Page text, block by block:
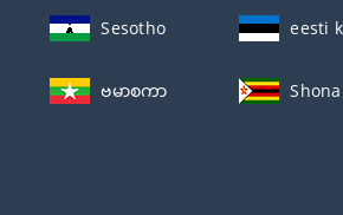
Sesotho eesti
ဗမာစကာ Shona